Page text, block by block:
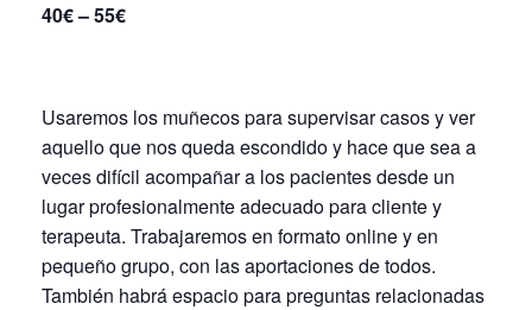
40€ – 55€
Usaremos los muñecos para supervisar casos y ver
aquello que nos queda escondido y hace que sea a
veces difícil acompañar a los pacientes desde un
lugar profesionalmente adecuado para cliente y
terapeuta. Trabajaremos en formato online y en
pequeño grupo, con las aportaciones de todos.
También habrá espacio para preguntas relacionadas